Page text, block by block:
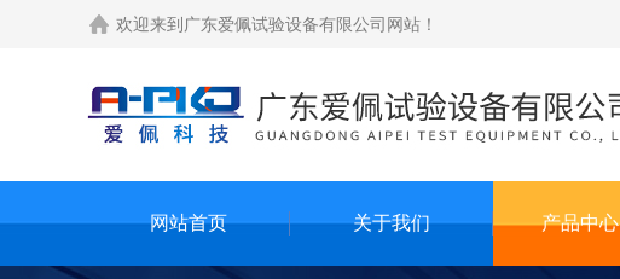
欢迎来到 广东爱佩试验设备有限公司网站 ！
网站首页 关于我们 产品中心